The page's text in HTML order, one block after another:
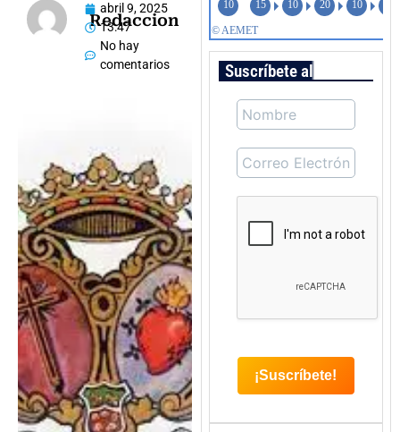
Redaccion
abril 9, 2025
13:47
No hay
comentarios
Suscríbete al boletín